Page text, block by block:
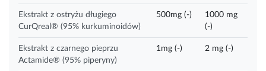
Ekstrakt z ostryżu długiego
CurQreal® (95% kurkuminoidów)
500mg (-)
1000 mg
(-)
Ekstrakt z czarnego pieprzu
Actamide® (95% piperyny)
1mg (-) 2 mg (-)